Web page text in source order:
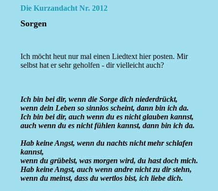
Die Kurzandacht Nr. 2012
Sorgen
Ich möcht heut nur mal einen Liedtext hier posten. Mir
selbst hat er sehr geholfen - dir vielleicht auch?
Ich bin bei dir, wenn die Sorge dich niederdrückt,
wenn dein Leben so sinnlos scheint, dann bin ich da.
Ich bin bei dir, auch wenn du es nicht glauben kannst,
auch wenn du es nicht fühlen kannst, dann bin ich da.
Hab keine Angst, wenn du nachts nicht mehr schlafen
kannst,
wenn du grübelst, was morgen wird, du hast doch mich.
Hab keine Angst, auch wenn andre nicht zu dir stehn,
wenn du meinst, dass du wertlos bist, ich liebe dich.